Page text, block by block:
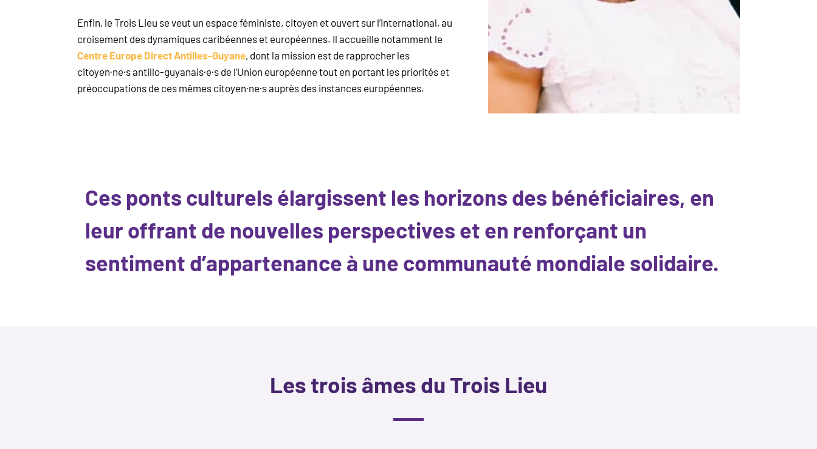
Enfin, le Trois Lieu se veut un espace féministe, citoyen et ouvert sur l’international, au
croisement des dynamiques caribéennes et européennes. Il accueille notamment le
Centre Europe Direct Antilles-Guyane, dont la mission est de rapprocher les
citoyen·ne·s antillo-guyanais·e·s de l’Union européenne tout en portant les priorités et
préoccupations de ces mêmes citoyen·ne·s auprès des instances européennes.
Ces ponts culturels élargissent les horizons des bénéficiaires, en
leur offrant de nouvelles perspectives et en renforçant un
sentiment d’appartenance à une communauté mondiale solidaire.
Les trois âmes du Trois Lieu